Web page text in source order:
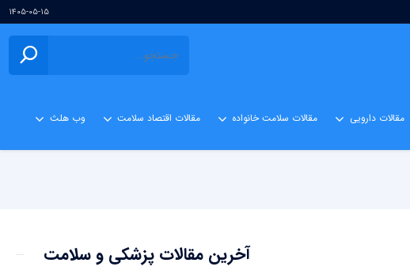
۱۴۰۵-۰۵-۱۵
مقالات دارویی مقالات سلامت خانواده مقالات اقتصاد سلامت وب هلث
آخرین مقالات پزشکی و سلامت